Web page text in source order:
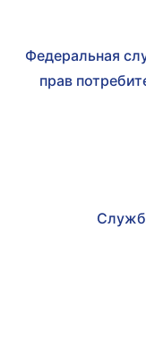
Федеральная
прав